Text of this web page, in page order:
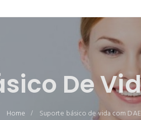
De
Home Suporte básico de vida com DAE